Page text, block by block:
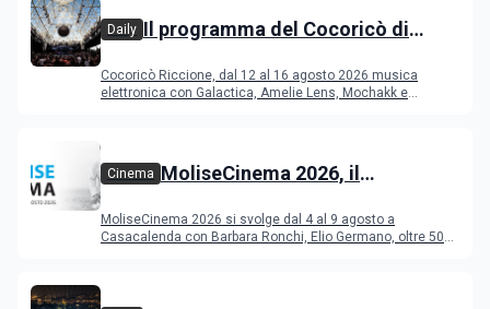
Daily Il programma del Cocoricò di
Cocoricò Riccione, dal 12 al 16 agosto 2026 musica
elettronica con Galactica, Amelie Lens, Mochakk e
Cinema MoliseCinema 2026, il
MoliseCinema 2026 si svolge dal 4 al 9 agosto a
Casacalenda con Barbara Ronchi, Elio Germano, oltre 50